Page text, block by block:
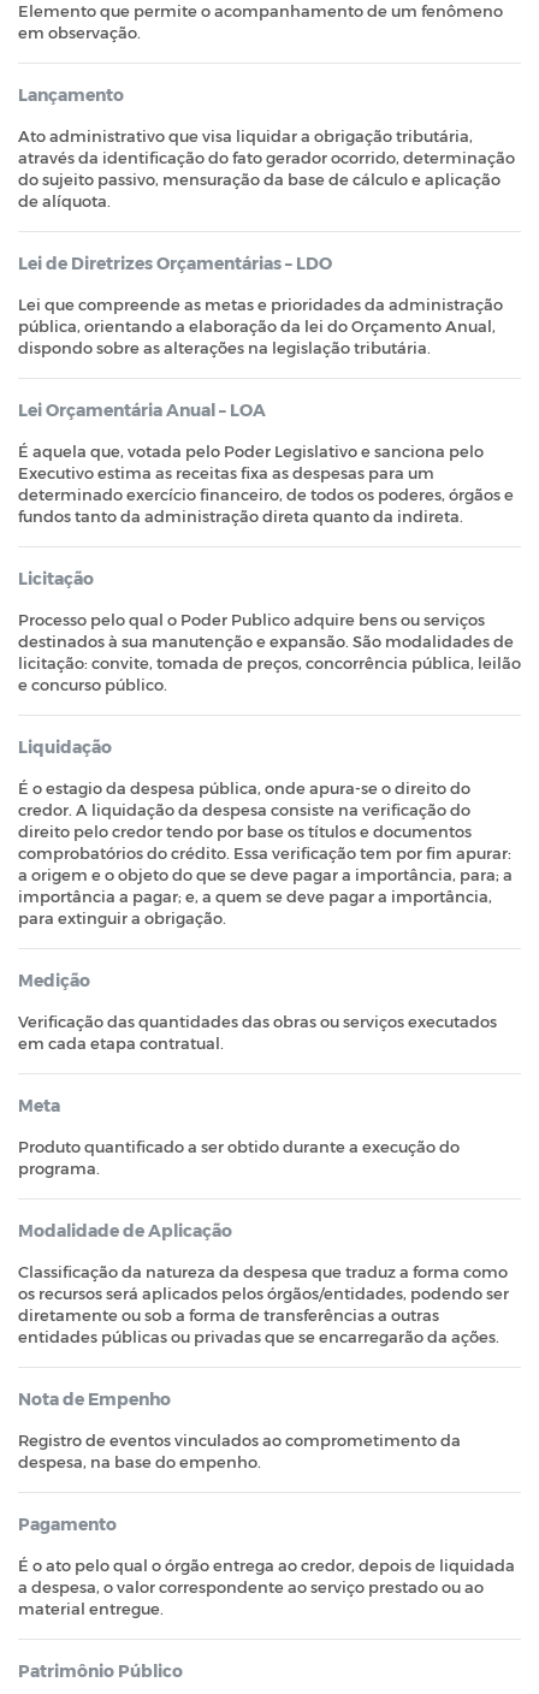
Elemento que permite o acompanhamento de um fenômeno
em observação.
Lançamento
Ato administrativo que visa liquidar a obrigação tributária,
através da identificação do fato gerador ocorrido, determinação
do sujeito passivo, mensuração da base de cálculo e aplicação
de alíquota.
Lei de Diretrizes Orçamentárias – LDO
Lei que compreende as metas e prioridades da administração
pública, orientando a elaboração da lei do Orçamento Anual,
dispondo sobre as alterações na legislação tributária.
Lei Orçamentária Anual – LOA
É aquela que, votada pelo Poder Legislativo e sanciona pelo
Executivo estima as receitas fixa as despesas para um
determinado exercício financeiro, de todos os poderes, órgãos e
fundos tanto da administração direta quanto da indireta.
Licitação
Processo pelo qual o Poder Publico adquire bens ou serviços
destinados à sua manutenção e expansão. São modalidades de
licitação: convite, tomada de preços, concorrência pública, leilão
e concurso público.
Liquidação
É o estagio da despesa pública, onde apura-se o direito do
credor. A liquidação da despesa consiste na verificação do
direito pelo credor tendo por base os títulos e documentos
comprobatórios do crédito. Essa verificação tem por fim apurar:
a origem e o objeto do que se deve pagar a importância, para; a
importância a pagar; e, a quem se deve pagar a importância,
para extinguir a obrigação.
Medição
Verificação das quantidades das obras ou serviços executados
em cada etapa contratual.
Meta
Produto quantificado a ser obtido durante a execução do
programa.
Modalidade de Aplicação
Classificação da natureza da despesa que traduz a forma como
os recursos será aplicados pelos órgãos/entidades, podendo ser
diretamente ou sob a forma de transferências a outras
entidades públicas ou privadas que se encarregarão da ações.
Nota de Empenho
Registro de eventos vinculados ao comprometimento da
despesa, na base do empenho.
Pagamento
É o ato pelo qual o órgão entrega ao credor, depois de liquidada
a despesa, o valor correspondente ao serviço prestado ou ao
material entregue.
Patrimônio Público